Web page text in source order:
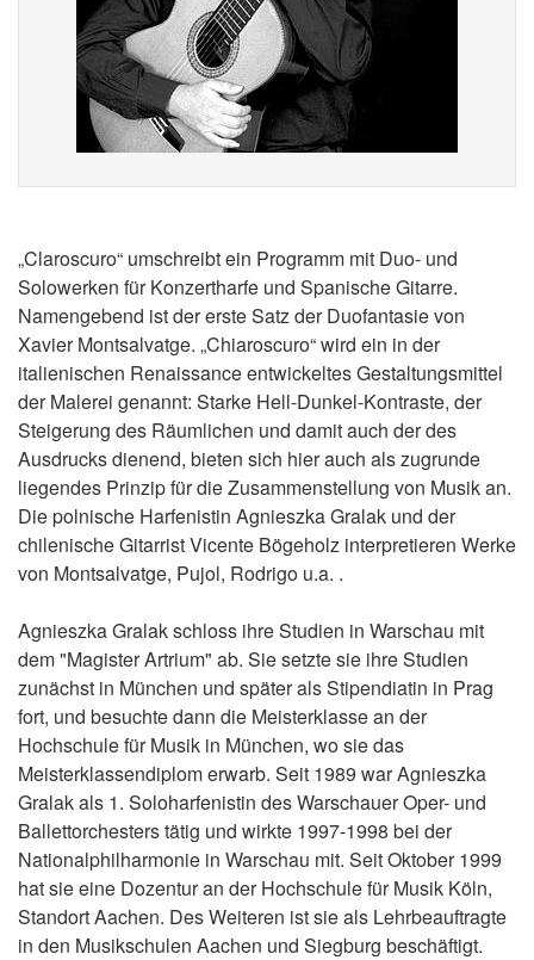
„Claroscuro“ umschreibt ein Programm mit Duo- und
Solowerken für Konzertharfe und Spanische Gitarre.
Namengebend ist der erste Satz der Duofantasie von
Xavier Montsalvatge. „Chiaroscuro“ wird ein in der
italienischen Renaissance entwickeltes Gestaltungsmittel
der Malerei genannt: Starke Hell-Dunkel-Kontraste, der
Steigerung des Räumlichen und damit auch der des
Ausdrucks dienend, bieten sich hier auch als zugrunde
liegendes Prinzip für die Zusammenstellung von Musik an.
Die polnische Harfenistin Agnieszka Gralak und der
chilenische Gitarrist Vicente Bögeholz interpretieren Werke
von Montsalvatge, Pujol, Rodrigo u.a. .
Agnieszka Gralak schloss ihre Studien in Warschau mit
dem "Magister Artrium" ab. Sie setzte sie ihre Studien
zunächst in München und später als Stipendiatin in Prag
fort, und besuchte dann die Meisterklasse an der
Hochschule für Musik in München, wo sie das
Meisterklassendiplom erwarb. Seit 1989 war Agnieszka
Gralak als 1. Soloharfenistin des Warschauer Oper- und
Ballettorchesters tätig und wirkte 1997-1998 bei der
Nationalphilharmonie in Warschau mit. Seit Oktober 1999
hat sie eine Dozentur an der Hochschule für Musik Köln,
Standort Aachen. Des Weiteren ist sie als Lehrbeauftragte
in den Musikschulen Aachen und Siegburg beschäftigt.